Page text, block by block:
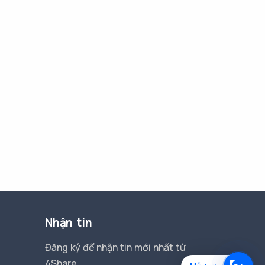
Nhận tin
Đăng ký để nhận tin mới nhất từ